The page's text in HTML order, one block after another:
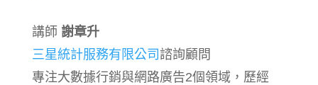
講師 謝章升
三星統計服務有限公司諮詢顧問
專注大數據行銷與網路廣告2個領域，歷經